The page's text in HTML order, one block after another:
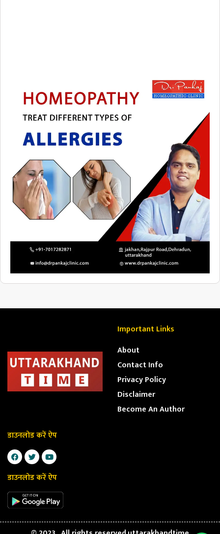
Important Links
About
Contact Info
Privacy Policy
Disclaimer
Become An Author
डाउनलोड करें ऐप
डाउनलोड करें ऐप